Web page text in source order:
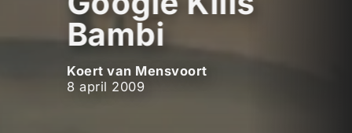
Bambi
Koert van Mensvoort
8 april 2009